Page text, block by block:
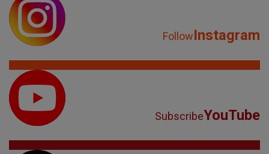
FollowInstagram
SubscribeYouTube